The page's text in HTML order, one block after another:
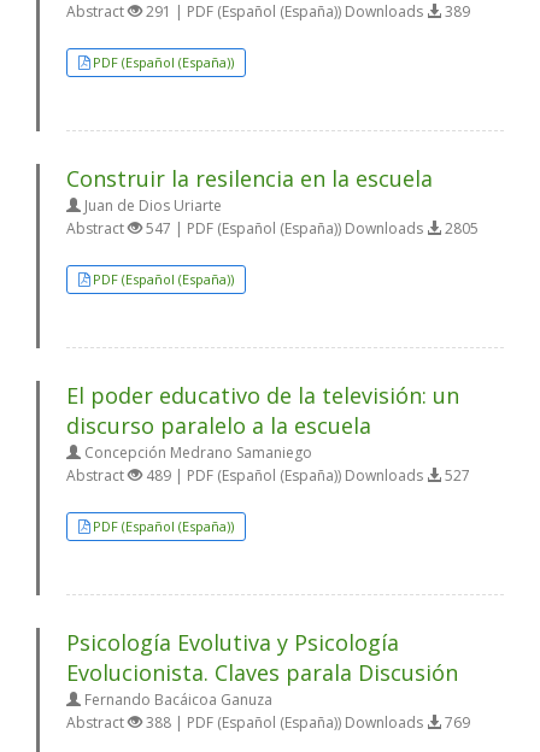
Abstract
291 | PDF (Español (España)) Downloads 389
PDF (Español (España))
Construir la resilencia en la escuela
Juan de Dios Uriarte
Abstract
547 | PDF (Español (España)) Downloads 2805
PDF (Español (España))
El poder educativo de la televisión: un
discurso paralelo a la escuela
Concepción Medrano Samaniego
Abstract
489 | PDF (Español (España)) Downloads 527
PDF (Español (España))
Psicología Evolutiva y Psicología
Evolucionista. Claves parala Discusión
Fernando Bacáicoa Ganuza
Abstract
388 | PDF (Español (España)) Downloads 769